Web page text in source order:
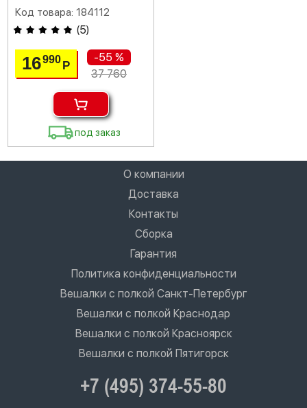
Код товара: 184112
(5)
16990Р
-55 %
37 760
под заказ
О компании
Доставка
Контакты
Сборка
Гарантия
Политика конфиденциальности
Вешалки с полкой Санкт-Петербург
Вешалки с полкой Краснодар
Вешалки с полкой Красноярск
Вешалки с полкой Пятигорск
+7 (495) 374-55-80